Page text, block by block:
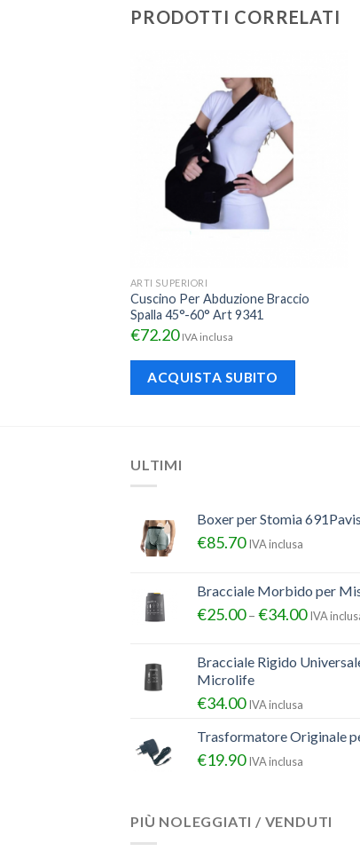
PRODOTTI CORRELATI
ARTI SUPERIORI
Cuscino Per Abduzione Braccio
Spalla 45°-60° Art 9341
€72.20 IVA inclusa
ACQUISTA SUBITO
ULTIMI
Boxer per Stomia 691Pavis
€85.70 IVA inclusa
Bracciale Morbido per
€25.00– €34.00 IVA
Bracciale Rigido
Microlife
€34.00 IVA inclusa
Trasformatore Originale
€19.90 IVA inclusa
PIÙ NOLEGGIATI / VENDUTI